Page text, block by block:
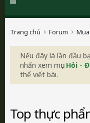
Trang chủ Forum
Nếu đây là lần đầu
nhấn xem mục Hỏi -
thể viết bài.
Top thực